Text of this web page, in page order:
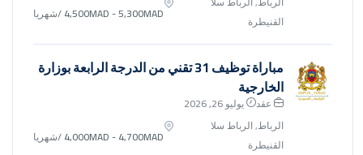
القنيطرة
4,500MAD - 5,300MAD/شهريا
مباراة توظيف 31 تقني من الدرجة الرابعة بوزارة
الخارجية
عقد
يوليو 26, 2026
الرباط, الرباط سلا
القنيطرة
4,000MAD - 4,700MAD/شهريا